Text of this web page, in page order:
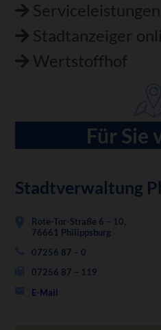
Serviceleistungen
Stadtanzeiger
Wertstoffhof
Für Sie
Stadtverwaltung
Rote-Tor-Straße 6 – 10,
76661 Philippsburg
07256 87 – 0
07256 87 – 119
E-Mail